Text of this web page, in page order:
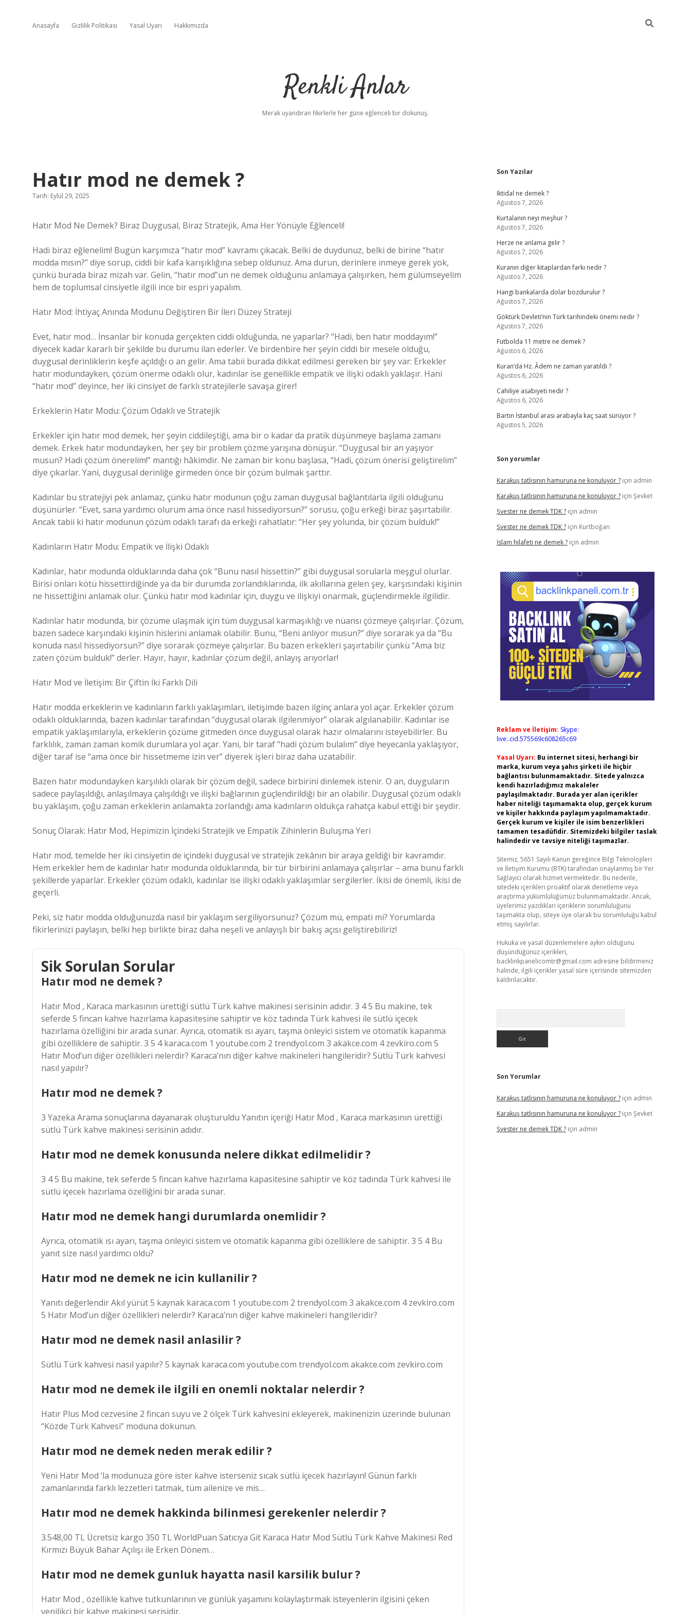
Anasayfa Gizlilik Politikası Yasal Uyarı Hakkımızda
Renkli Anlar
Merak uyandıran fikirlerle her güne eğlenceli bir dokunuş.
Hatır mod ne demek ?
Tarih: Eylül 29, 2025
Hatır Mod Ne Demek? Biraz Duygusal, Biraz Stratejik, Ama Her Yönüyle Eğlenceli!
Hadi biraz eğlenelim! Bugün karşımıza “hatır mod” kavramı çıkacak. Belki de duydunuz, belki de birine “hatır
modda mısın?” diye sorup, ciddi bir kafa karışıklığına sebep oldunuz. Ama durun, derinlere inmeye gerek yok,
çünkü burada biraz mizah var. Gelin, “hatır mod”un ne demek olduğunu anlamaya çalışırken, hem gülümseyelim
hem de toplumsal cinsiyetle ilgili ince bir espri yapalım.
Hatır Mod: İhtiyaç Anında Modunu Değiştiren Bir İleri Düzey Strateji
Evet, hatır mod… İnsanlar bir konuda gerçekten ciddi olduğunda, ne yaparlar? “Hadi, ben hatır moddayım!”
diyecek kadar kararlı bir şekilde bu durumu ilan ederler. Ve birdenbire her şeyin ciddi bir mesele olduğu,
duygusal derinliklerin keşfe açıldığı o an gelir. Ama tabii burada dikkat edilmesi gereken bir şey var: Erkekler
hatır modundayken, çözüm önerme odaklı olur, kadınlar ise genellikle empatik ve ilişki odaklı yaklaşır. Hani
“hatır mod” deyince, her iki cinsiyet de farklı stratejilerle savaşa girer!
Erkeklerin Hatır Modu: Çözüm Odaklı ve Stratejik
Erkekler için hatır mod demek, her şeyin ciddileştiği, ama bir o kadar da pratik düşünmeye başlama zamanı
demek. Erkek hatır modundayken, her şey bir problem çözme yarışına dönüşür. “Duygusal bir an yaşıyor
musun? Hadi çözüm önerelim!” mantığı hâkimdir. Ne zaman bir konu başlasa, “Hadi, çözüm önerisi geliştirelim”
diye çıkarlar. Yani, duygusal derinliğe girmeden önce bir çözüm bulmak şarttır.
Kadınlar bu stratejiyi pek anlamaz, çünkü hatır modunun çoğu zaman duygusal bağlantılarla ilgili olduğunu
düşünürler. “Evet, sana yardımcı olurum ama önce nasıl hissediyorsun?” sorusu, çoğu erkeği biraz şaşırtabilir.
Ancak tabii ki hatır modunun çözüm odaklı tarafı da erkeği rahatlatır: “Her şey yolunda, bir çözüm bulduk!”
Kadınların Hatır Modu: Empatik ve İlişki Odaklı
Kadınlar, hatır modunda olduklarında daha çok “Bunu nasıl hissettin?” gibi duygusal sorularla meşgul olurlar.
Birisi onları kötü hissettirdiğinde ya da bir durumda zorlandıklarında, ilk akıllarına gelen şey, karşısındaki kişinin
ne hissettiğini anlamak olur. Çünkü hatır mod kadınlar için, duygu ve ilişkiyi onarmak, güçlendirmekle ilgilidir.
Kadınlar hatır modunda, bir çözüme ulaşmak için tüm duygusal karmaşıklığı ve nüansı çözmeye çalışırlar. Çözüm,
bazen sadece karşındaki kişinin hislerini anlamak olabilir. Bunu, “Beni anlıyor musun?” diye sorarak ya da “Bu
konuda nasıl hissediyorsun?” diye sorarak çözmeye çalışırlar. Bu bazen erkekleri şaşırtabilir çünkü “Ama biz
zaten çözüm bulduk!” derler. Hayır, hayır, kadınlar çözüm değil, anlayış arıyorlar!
Hatır Mod ve İletişim: Bir Çiftin İki Farklı Dili
Hatır modda erkeklerin ve kadınların farklı yaklaşımları, iletişimde bazen ilginç anlara yol açar. Erkekler çözüm
odaklı olduklarında, bazen kadınlar tarafından “duygusal olarak ilgilenmiyor” olarak algılanabilir. Kadınlar ise
empatik yaklaşımlarıyla, erkeklerin çözüme gitmeden önce duygusal olarak hazır olmalarını isteyebilirler. Bu
farklılık, zaman zaman komik durumlara yol açar. Yani, bir taraf “hadi çözüm bulalım” diye heyecanla yaklaşıyor,
diğer taraf ise “ama önce bir hissetmeme izin ver” diyerek işleri biraz daha uzatabilir.
Bazen hatır modundayken karşılıklı olarak bir çözüm değil, sadece birbirini dinlemek istenir. O an, duyguların
sadece paylaşıldığı, anlaşılmaya çalışıldığı ve ilişki bağlarının güçlendirildiği bir an olabilir. Duygusal çözüm odaklı
bu yaklaşım, çoğu zaman erkeklerin anlamakta zorlandığı ama kadınların oldukça rahatça kabul ettiği bir şeydir.
Sonuç Olarak: Hatır Mod, Hepimizin İçindeki Stratejik ve Empatik Zihinlerin Buluşma Yeri
Hatır mod, temelde her iki cinsiyetin de içindeki duygusal ve stratejik zekânın bir araya geldiği bir kavramdır.
Hem erkekler hem de kadınlar hatır modunda olduklarında, bir tür birbirini anlamaya çalışırlar – ama bunu farklı
şekillerde yaparlar. Erkekler çözüm odaklı, kadınlar ise ilişki odaklı yaklaşımlar sergilerler. İkisi de önemli, ikisi de
geçerli.
Peki, siz hatır modda olduğunuzda nasıl bir yaklaşım sergiliyorsunuz? Çözüm mü, empati mi? Yorumlarda
fikirlerinizi paylaşın, belki hep birlikte biraz daha neşeli ve anlayışlı bir bakış açısı geliştirebiliriz!
Sik Sorulan Sorular
Hatır mod ne demek ?
Hatır Mod , Karaca markasının ürettiği sütlü Türk kahve makinesi serisinin adıdır. 3 4 5 Bu makine, tek
seferde 5 fincan kahve hazırlama kapasitesine sahiptir ve köz tadında Türk kahvesi ile sütlü içecek
hazırlama özelliğini bir arada sunar. Ayrıca, otomatik ısı ayarı, taşma önleyici sistem ve otomatik kapanma
gibi özelliklere de sahiptir. 3 5 4 karaca.com 1 youtube.com 2 trendyol.com 3 akakce.com 4 zevkiro.com 5
Hatır Mod’un diğer özellikleri nelerdir? Karaca’nın diğer kahve makineleri hangileridir? Sütlü Türk kahvesi
nasıl yapılır?
Hatır mod ne demek ?
3 Yazeka Arama sonuçlarına dayanarak oluşturuldu Yanıtın içeriği Hatır Mod , Karaca markasının ürettiği
sütlü Türk kahve makinesi serisinin adıdır.
Hatır mod ne demek konusunda nelere dikkat edilmelidir ?
3 4 5 Bu makine, tek seferde 5 fincan kahve hazırlama kapasitesine sahiptir ve köz tadında Türk kahvesi ile
sütlü içecek hazırlama özelliğini bir arada sunar.
Hatır mod ne demek hangi durumlarda onemlidir ?
Ayrıca, otomatik ısı ayarı, taşma önleyici sistem ve otomatik kapanma gibi özelliklere de sahiptir. 3 5 4 Bu
yanıt size nasıl yardımcı oldu?
Hatır mod ne demek ne icin kullanilir ?
Yanıtı değerlendir Akıl yürüt 5 kaynak karaca.com 1 youtube.com 2 trendyol.com 3 akakce.com 4 zevkiro.com
5 Hatır Mod’un diğer özellikleri nelerdir? Karaca’nın diğer kahve makineleri hangileridir?
Hatır mod ne demek nasil anlasilir ?
Sütlü Türk kahvesi nasıl yapılır? 5 kaynak karaca.com youtube.com trendyol.com akakce.com zevkiro.com
Hatır mod ne demek ile ilgili en onemli noktalar nelerdir ?
Hatır Plus Mod cezvesine 2 fincan suyu ve 2 ölçek Türk kahvesini ekleyerek, makinenizin üzerinde bulunan
“Közde Türk Kahvesi” moduna dokunun.
Hatır mod ne demek neden merak edilir ?
Yeni Hatır Mod ’la modunuza göre ister kahve isterseniz sıcak sütlü içecek hazırlayın! Günün farklı
zamanlarında farklı lezzetleri tatmak, tüm ailenize ve mis…
Hatır mod ne demek hakkinda bilinmesi gerekenler nelerdir ?
3.548,00 TL Ücretsiz kargo 350 TL WorldPuan Satıcıya Git Karaca Hatır Mod Sütlü Türk Kahve Makinesi Red
Kırmızı Büyük Bahar Açılışı ile Erken Dönem…
Hatır mod ne demek gunluk hayatta nasil karsilik bulur ?
Hatır Mod , özellikle kahve tutkunlarının ve günlük yaşamını kolaylaştırmak isteyenlerin ilgisini çeken
yenilikçi bir kahve makinesi serisidir.
Sidebar
Son Yazılar
Iktidal ne demek ?
Ağustos 7, 2026
Kurtalanın neyi meşhur ?
Ağustos 7, 2026
Herze ne anlama gelir ?
Ağustos 7, 2026
Kuranın diğer kitaplardan farkı nedir ?
Ağustos 7, 2026
Hangi bankalarda dolar bozdurulur ?
Ağustos 7, 2026
Göktürk Devleti’nin Türk tarihindeki önemi nedir ?
Ağustos 7, 2026
Futbolda 11 metre ne demek ?
Ağustos 6, 2026
Kuran’da Hz. Âdem ne zaman yaratıldı ?
Ağustos 6, 2026
Cahiliye asabiyeti nedir ?
Ağustos 6, 2026
Bartın İstanbul arası arabayla kaç saat sürüyor ?
Ağustos 5, 2026
Son yorumlar
Karakuş tatlısının hamuruna ne konuluyor ?için admin
Karakuş tatlısının hamuruna ne konuluyor ?için Şevket
Şvester ne demek TDK ?için admin
Şvester ne demek TDK ?için Kurtboğan
İslam hilafeti ne demek ?için admin
Reklam ve İletişim: Skype:
live:.cid.575569c608265c69
Yasal Uyarı: Bu internet sitesi, herhangi bir
marka, kurum veya şahıs şirketi ile hiçbir
bağlantısı bulunmamaktadır. Sitede yalnızca
kendi hazırladığımız makaleler
paylaşılmaktadır. Burada yer alan içerikler
haber niteliği taşımamakta olup, gerçek kurum
ve kişiler hakkında paylaşım yapılmamaktadır.
Gerçek kurum ve kişiler ile isim benzerlikleri
tamamen tesadüfidir. Sitemizdeki bilgiler taslak
halindedir ve tavsiye niteliği taşımazlar.
Sitemiz, 5651 Sayılı Kanun gereğince Bilgi Teknolojileri
ve İletişim Kurumu (BTK) tarafından onaylanmış bir Yer
Sağlayıcı olarak hizmet vermektedir. Bu nedenle,
sitedeki içerikleri proaktif olarak denetleme veya
araştırma yükümlülüğümüz bulunmamaktadır. Ancak,
üyelerimiz yazdıkları içeriklerin sorumluluğunu
taşımakta olup, siteye üye olarak bu sorumluluğu kabul
etmiş sayılırlar.
Hukuka ve yasal düzenlemelere aykırı olduğunu
düşündüğünüz içerikleri,
backlinkpanelicomtr@gmail.com adresine bildirmeniz
halinde, ilgili içerikler yasal süre içerisinde sitemizden
kaldırılacaktır.
Son Yorumlar
Karakuş tatlısının hamuruna ne konuluyor ?için admin
Karakuş tatlısının hamuruna ne konuluyor ?için Şevket
Şvester ne demek TDK ?için admin
elexbet yeni giriş adresi